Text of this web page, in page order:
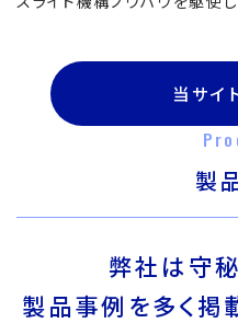
当サイ
製
弊社は守
製品事例を多く掲